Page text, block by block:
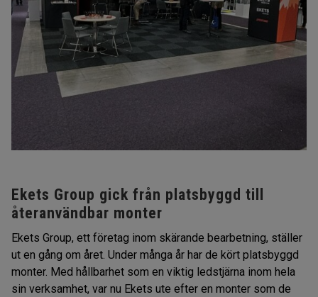
Ekets Group gick från platsbyggd till
återanvändbar monter
Ekets Group, ett företag inom skärande bearbetning, ställer
ut en gång om året. Under många år har de kört platsbyggd
monter. Med hållbarhet som en viktig ledstjärna inom hela
sin verksamhet, var nu Ekets ute efter en monter som de